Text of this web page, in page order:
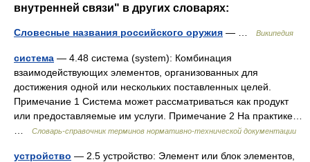
внутренней связи" в других словарях:
Словесные названия российского оружия — … Википедия
система — 4.48 система (system): Комбинация
взаимодействующих элементов, организованных для
достижения одной или нескольких поставленных целей.
Примечание 1 Система может рассматриваться как продукт
или предоставляемые им услуги. Примечание 2 На практике…
Словарь-справочник терминов нормативно-технической документации
устройство — 2.5 устройство: Элемент или блок элементов,